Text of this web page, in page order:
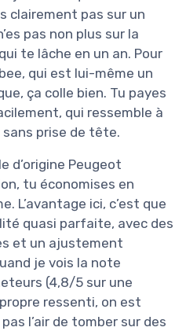
clairement pas sur un
pas non plus sur la
te lâche en un an. Pour
qui est lui-même un
ça colle bien. Tu payes
qui ressemble à
sans prise de tête.
d’origine Peugeot
tu économises en
L’avantage ici, c’est que
quasi parfaite, avec des
et un ajustement
je vois la note
(4,8/5 sur une
ressenti, on est
l’air de tomber sur des